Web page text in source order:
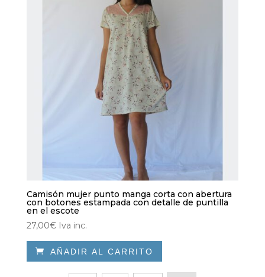
Camisón mujer punto manga corta con abertura
con botones estampada con detalle de puntilla
en el escote
27,00€ Iva inc.
 AÑADIR AL CARRITO